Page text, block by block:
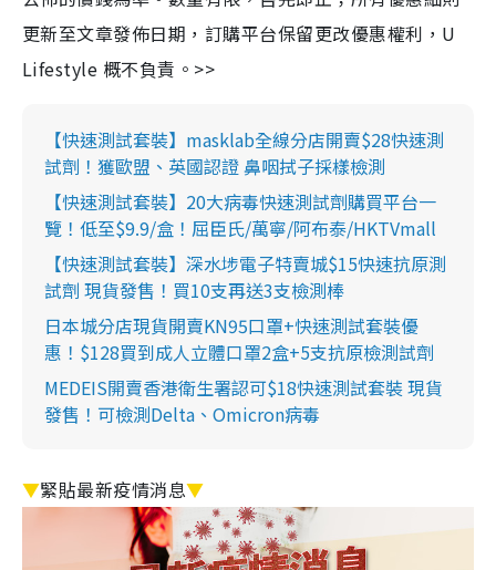
更新至文章發佈日期，訂購平台保留更改優惠權利，U
Lifestyle 概不負責。>>
【快速測試套裝】masklab全線分店開賣$28快速測
試劑！獲歐盟、英國認證 鼻咽拭子採樣檢測
【快速測試套裝】20大病毒快速測試劑購買平台一
覽！低至$9.9/盒！屈臣氏/萬寧/阿布泰/HKTVmall
【快速測試套裝】深水埗電子特賣城$15快速抗原測
試劑 現貨發售！買10支再送3支檢測棒
日本城分店現貨開賣KN95口罩+快速測試套裝優
惠！$128買到成人立體口罩2盒+5支抗原檢測試劑
MEDEIS開賣香港衛生署認可$18快速測試套裝 現貨
發售！可檢測Delta、Omicron病毒
▼緊貼最新疫情消息▼